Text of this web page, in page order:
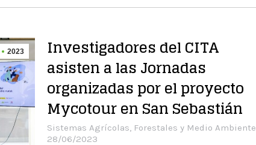
2023 Investigadores del CITA
asisten a las Jornadas
organizadas por el proyecto
Mycotour en San Sebastián
Sistemas Agrícolas, Forestales y Medio Ambiente
28/06/2023